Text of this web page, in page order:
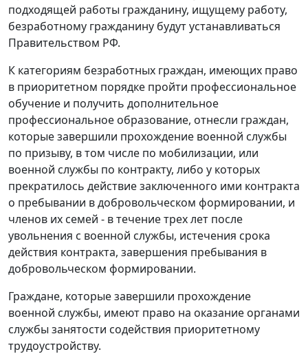
подходящей работы гражданину, ищущему работу,
безработному гражданину будут устанавливаться
Правительством РФ.
К категориям безработных граждан, имеющих право
в приоритетном порядке пройти профессиональное
обучение и получить дополнительное
профессиональное образование, отнесли граждан,
которые завершили прохождение военной службы
по призыву, в том числе по мобилизации, или
военной службы по контракту, либо у которых
прекратилось действие заключенного ими контракта
о пребывании в добровольческом формировании, и
членов их семей - в течение трех лет после
увольнения с военной службы, истечения срока
действия контракта, завершения пребывания в
добровольческом формировании.
Граждане, которые завершили прохождение
военной службы, имеют право на оказание органами
службы занятости содействия приоритетному
трудоустройству.